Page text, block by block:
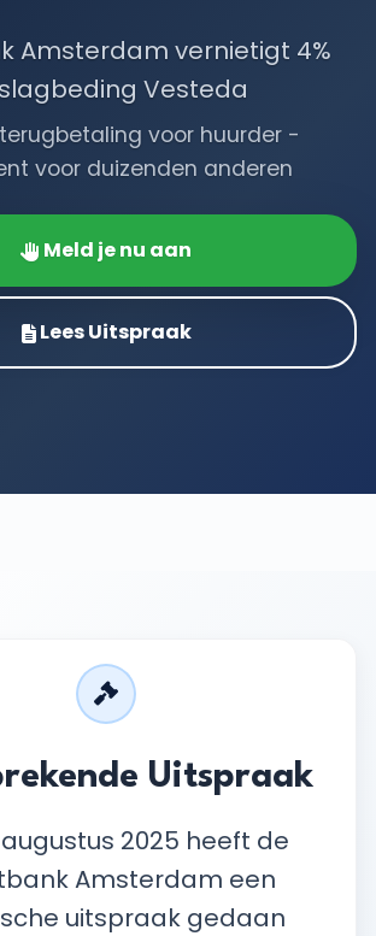
Amsterdam vernietigt 4%
Vesteda
voor huurder -
voor duizenden anderen
Meld je nu aan
Lees Uitspraak
Uitspraak
2025 heeft de
Amsterdam een
uitspraak gedaan